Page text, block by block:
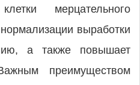
мерцательного
выработки
а также повышает
преимуществом